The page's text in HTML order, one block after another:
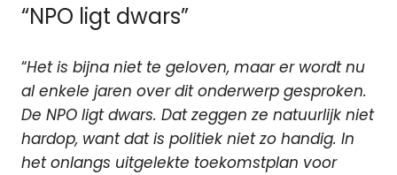
“NPO ligt dwars”
“Het is bijna niet te geloven, maar er wordt nu
al enkele jaren over dit onderwerp gesproken.
De NPO ligt dwars. Dat zeggen ze natuurlijk niet
hardop, want dat is politiek niet zo handig. In
het onlangs uitgelekte toekomstplan voor